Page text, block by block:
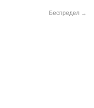
Беспредел →